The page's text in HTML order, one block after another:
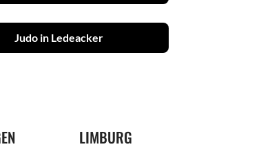
Judo in Ledeacker
LIMBURG